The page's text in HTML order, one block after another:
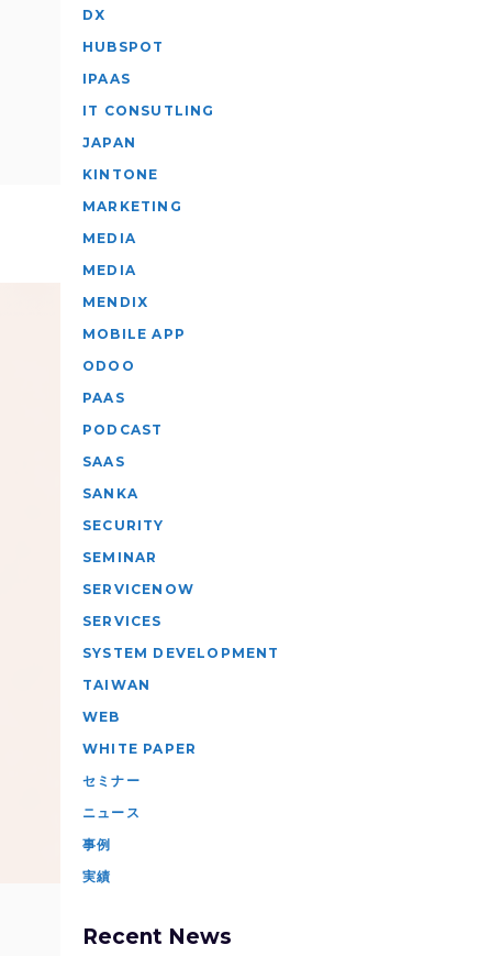
DX
HUBSPOT
IPAAS
IT CONSUTLING
JAPAN
KINTONE
MARKETING
MEDIA
MEDIA
MENDIX
MOBILE APP
ODOO
PAAS
PODCAST
SAAS
SANKA
SECURITY
SEMINAR
SERVICENOW
SERVICES
SYSTEM DEVELOPMENT
TAIWAN
WEB
WHITE PAPER
セミナー
ニュース
事例
実績
Recent News